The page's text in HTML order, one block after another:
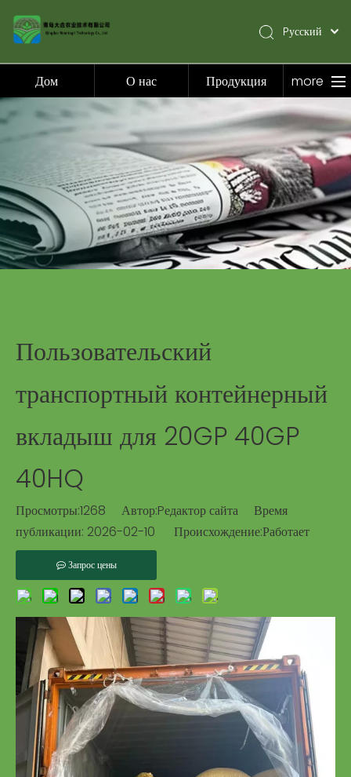
Дом
О нас
Продукция
Приложение
Видео
Новости
Pусский
简体中文
Español
Дом О нас Продукция more
Пользовательский
транспортный контейнерный
вкладыш для 20GP 40GP
40HQ
Просмотры:1268 Автор:Pедактор сайта Время
публикации: 2026-02-10 Происхождение:Работает
Запрос цены